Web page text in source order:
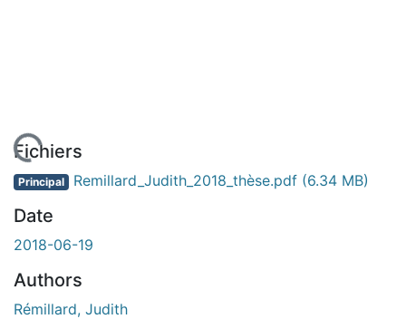
Fichiers
Principal Remillard_Judith_2018_thèse.pdf (6.34 MB)
Date
2018-06-19
Authors
Rémillard, Judith